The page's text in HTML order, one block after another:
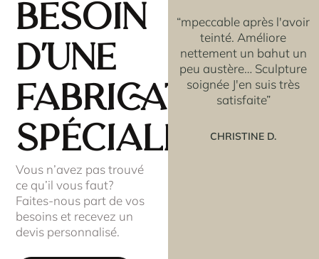
Besoin
d'une
fabrication
spéciale?
Vous n’avez pas trouvé
ce qu’il vous faut?
Faites-nous part de vos
besoins et recevez un
devis personnalisé.
“Beau produit sans
parfaitement réalisé,
dont la photo est
l'exacte représentation.”
PHILIPPE S.
“mpeccable après l'avoir
teinté. Améliore
nettement un bahut un
peu austère… Sculpture
soignée J'en suis très
satisfaite”
CHRISTINE D.